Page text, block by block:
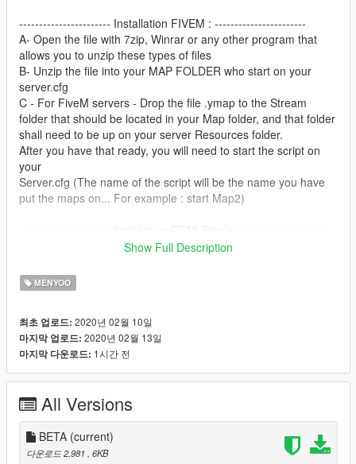
----------------------- Installation FIVEM : -----------------------
A- Open the file with 7zip, Winrar or any other program that
allows you to unzip these types of files
B- Unzip the file into your MAP FOLDER who start on your
server.cfg
C - For FiveM servers - Drop the file .ymap to the Stream
folder that should be located in your Map folder, and that folder
shall need to be up on your server Resources folder.
After you have that ready, you will need to start the script on
your
Server.cfg (The name of the script will be the name you have
put the maps on... For example : start Map2)
> copy files and go to OpenIV/gtav/mods/update/x64/DLC
maps rpf/ paste it here
> open gtav and go to the location
Menyoo
Coords :
X : 530.781799
Y : 1893.16211
Show Full Description
MENYOO
최초 업로드: 2020년 02월 10일
마지막 업로드: 2020년 02월 13일
마지막 다운로드: 1시간 전
All Versions
BETA (current)
다운로드 2,981
, 6KB